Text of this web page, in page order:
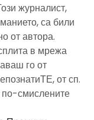
журналист,
са били
от автора.
в мрежа
го от
от сп.
по-смислените